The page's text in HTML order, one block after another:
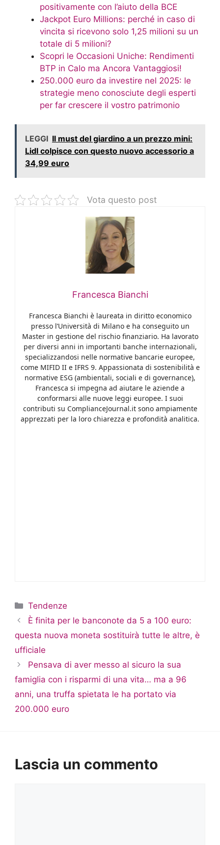
positivamente con l’aiuto della BCE
Jackpot Euro Millions: perché in caso di
vincita si ricevono solo 1,25 milioni su un
totale di 5 milioni?
Scopri le Occasioni Uniche: Rendimenti
BTP in Calo ma Ancora Vantaggiosi!
250.000 euro da investire nel 2025: le
strategie meno conosciute degli esperti
per far crescere il vostro patrimonio
LEGGI Il must del giardino a un prezzo mini:
Lidl colpisce con questo nuovo accessorio a
34,99 euro
Vota questo post
Francesca Bianchi
Francesca Bianchi è laureata in diritto economico
presso l’Università di Milano e ha conseguito un
Master in gestione del rischio finanziario. Ha lavorato
per diversi anni in importanti banche internazionali,
specializzandosi nelle normative bancarie europee,
come MIFID II e IFRS 9. Appassionata di sostenibilità e
normative ESG (ambientali, sociali e di governance),
Francesca si impegna ad aiutare le aziende a
conformarsi alle nuove leggi europee. I suoi
contributi su ComplianceJournal.it sono ampiamente
apprezzati per la loro chiarezza e profondità analitica.
Categorie
Tendenze
È finita per le banconote da 5 a 100 euro:
questa nuova moneta sostituirà tutte le altre, è
ufficiale
Pensava di aver messo al sicuro la sua
famiglia con i risparmi di una vita… ma a 96
anni, una truffa spietata le ha portato via
200.000 euro
Lascia un commento